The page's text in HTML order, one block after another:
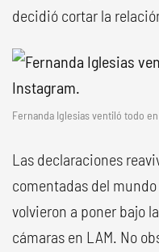
decidió cortar la
Fernanda Iglesias ventiló todo
Las declaraciones
comentadas del
volvieron a poner bajo
cámaras en LAM. No